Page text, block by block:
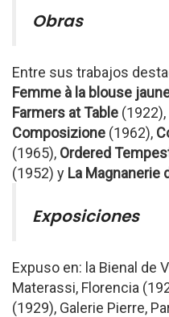
Obras
Entre sus trabajos
Femme à la blouse
Farmers at Table (1922),
Composizione (1962),
(1965), Ordered
(1952) y La Magnanerie
Exposiciones
Expuso en: la Bienal de
Materassi, Florencia
(1929), Galerie Pierre,